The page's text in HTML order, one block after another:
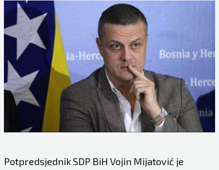
Potpredsjednik SDP BiH Vojin Mijatović je